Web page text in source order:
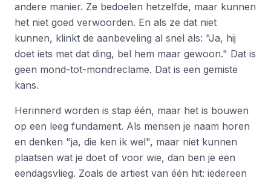
andere manier. Ze bedoelen hetzelfde, maar kunnen
het niet goed verwoorden. En als ze dat niet
kunnen, klinkt de aanbeveling al snel als: "Ja, hij
doet iets met dat ding, bel hem maar gewoon." Dat is
geen mond-tot-mondreclame. Dat is een gemiste
kans.
Herinnerd worden is stap één, maar het is bouwen
op een leeg fundament. Als mensen je naam horen
en denken "ja, die ken ik wel", maar niet kunnen
plaatsen wat je doet of voor wie, dan ben je een
eendagsvlieg. Zoals de artiest van één hit: iedereen